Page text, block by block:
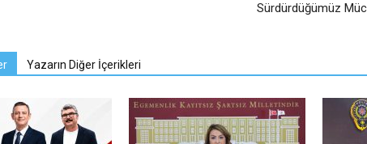
Sürdürdüğümüz
Yazarın Diğer İçerikleri